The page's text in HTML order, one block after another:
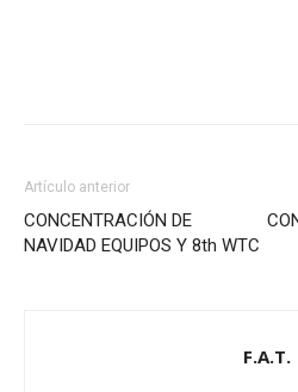
Artículo anterior
CONCENTRACIÓN DE
NAVIDAD EQUIPOS Y 8th WTC
F.A.T.